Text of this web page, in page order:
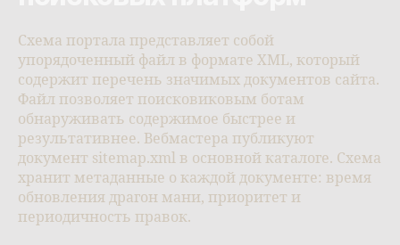
Схема портала представляет собой
упорядоченный файл в формате XML, который
содержит перечень значимых документов сайта.
Файл позволяет поисковиковым ботам
обнаруживать содержимое быстрее и
результативнее. Вебмастера публикуют
документ sitemap.xml в основной каталоге. Схема
хранит метаданные о каждой документе: время
обновления драгон мани, приоритет и
периодичность правок.